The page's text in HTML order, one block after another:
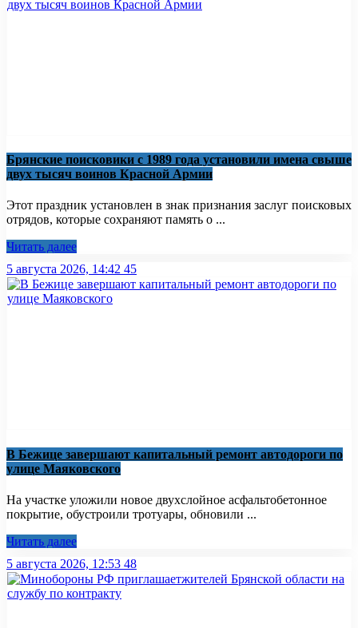
Брянские поисковики с 1989 года установили имена свыше
двух тысяч воинов Красной Армии
Этот праздник установлен в знак признания заслуг поисковых
отрядов, которые сохраняют память о ...
Читать далее
5 августа 2026, 14:42 45
В Бежице завершают капитальный ремонт автодороги по
улице Маяковского
На участке уложили новое двухслойное асфальтобетонное
покрытие, обустроили тротуары, обновили ...
Читать далее
5 августа 2026, 12:53 48